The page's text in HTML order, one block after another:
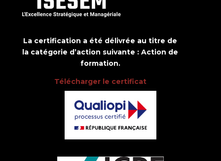
La certification a été délivrée au titre de
la catégorie d’action suivante : Action de
formation.
Télécharger le certificat